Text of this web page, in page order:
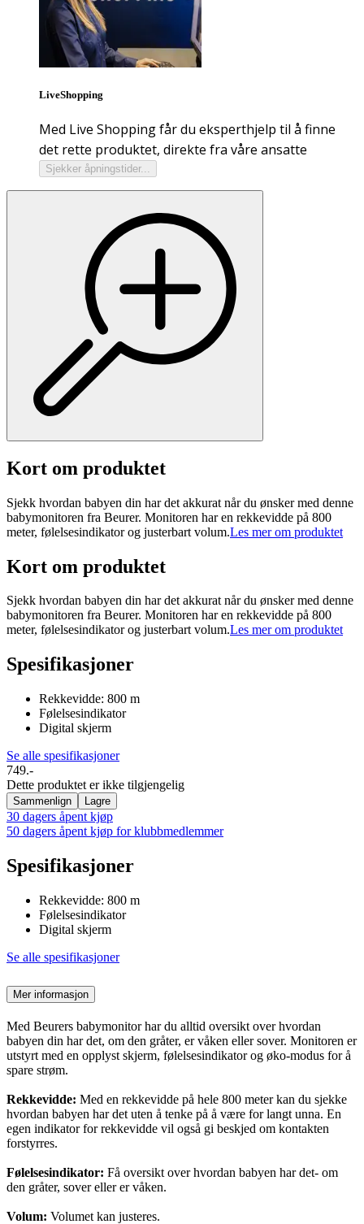
LiveShopping
Med Live Shopping får du eksperthjelp til å finne
det rette produktet, direkte fra våre ansatte
Sjekker åpningstider...
Kort om produktet
Sjekk hvordan babyen din har det akkurat når du ønsker med denne
babymonitoren fra Beurer. Monitoren har en rekkevidde på 800
meter, følelsesindikator og justerbart volum.Les mer om produktet
Kort om produktet
Sjekk hvordan babyen din har det akkurat når du ønsker med denne
babymonitoren fra Beurer. Monitoren har en rekkevidde på 800
meter, følelsesindikator og justerbart volum.Les mer om produktet
Spesifikasjoner
Rekkevidde: 800 m
Følelsesindikator
Digital skjerm
Se alle spesifikasjoner
749.-
Dette produktet er ikke tilgjengelig
Sammenlign Lagre
30 dagers åpent kjøp
50 dagers åpent kjøp for klubbmedlemmer
Spesifikasjoner
Rekkevidde: 800 m
Følelsesindikator
Digital skjerm
Se alle spesifikasjoner
Mer informasjon
Med Beurers babymonitor har du alltid oversikt over hvordan
babyen din har det, om den gråter, er våken eller sover. Monitoren er
utstyrt med en opplyst skjerm, følelsesindikator og øko-modus for å
spare strøm.
Rekkevidde: Med en rekkevidde på hele 800 meter kan du sjekke
hvordan babyen har det uten å tenke på å være for langt unna. En
egen indikator for rekkevidde vil også gi beskjed om kontakten
forstyrres.
Følelsesindikator: Få oversikt over hvordan babyen har det- om
den gråter, sover eller er våken.
Volum: Volumet kan justeres.